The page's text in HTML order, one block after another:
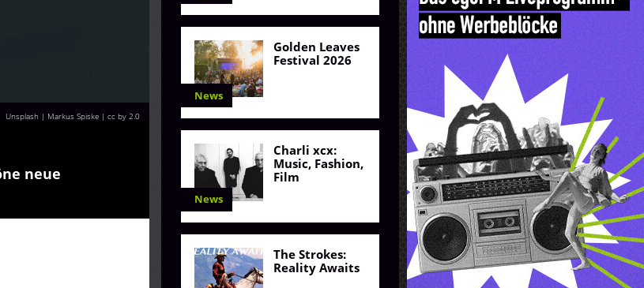
Unsplash | Markus Spiske | cc by 2.0
neue
News
Golden Leaves
Festival 2026
News
Charli xcx:
Music, Fashion,
Film
The Strokes:
Reality Awaits